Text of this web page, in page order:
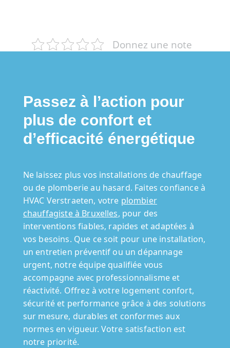
Donnez une note
Passez à l’action pour
plus de confort et
d’efficacité énergétique
Ne laissez plus vos installations de chauffage
ou de plomberie au hasard. Faites confiance à
HVAC Verstraeten, votre plombier
chauffagiste à Bruxelles, pour des
interventions fiables, rapides et adaptées à
vos besoins. Que ce soit pour une installation,
un entretien préventif ou un dépannage
urgent, notre équipe qualifiée vous
accompagne avec professionnalisme et
réactivité. Offrez à votre logement confort,
sécurité et performance grâce à des solutions
sur mesure, durables et conformes aux
normes en vigueur. Votre satisfaction est
notre priorité.